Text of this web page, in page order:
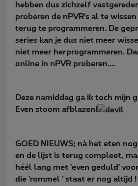
hebben dus zichzelf
proberen de nPVR's al te
terug te programmeren. De
series kan je dus niet meer
niet meer herprogrammeren.
online in nPVR proberen....
Deze namiddag ga ik toch mijn
Even stoom afblazen!
GOED NIEUWS; nà het eten
en de lijst is terug compleet,
héél lang met 'even geduld'
die 'rommel ' staat er nog altijd